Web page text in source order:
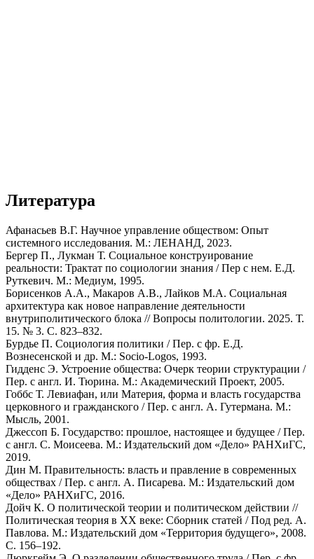
Литература
Афанасьев В.Г. Научное управление обществом: Опыт
системного исследования. М.: ЛЕНАНД, 2023.
Бергер П., Лукман Т. Социальное конструирование
реальности: Трактат по социологии знания / Пер с нем. Е.Д.
Руткевич. М.: Медиум, 1995.
Борисенков А.А., Макаров А.В., Лайков М.А. Социальная
архитектура как новое направление деятельности
внутриполитического блока // Вопросы политологии. 2025. Т.
15. № 3. С. 823–832.
Бурдье П. Социология политики / Пер. с фр. Е.Д.
Вознесенской и др. М.: Socio-Logos, 1993.
Гидденс Э. Устроение общества: Очерк теории структурации /
Пер. с англ. И. Тюрина. М.: Академический Проект, 2005.
Гоббс Т. Левиафан, или Материя, форма и власть государства
церковного и гражданского / Пер. с англ. А. Гутермана. М.:
Мысль, 2001.
Джессоп Б. Государство: прошлое, настоящее и будущее / Пер.
с англ. С. Моисеева. М.: Издательский дом «Дело» РАНХиГС,
2019.
Дин М. Правительность: власть и правление в современных
обществах / Пер. с англ. А. Писарева. М.: Издательский дом
«Дело» РАНХиГС, 2016.
Дойч К. О политической теории и политическом действии //
Политическая теория в XX веке: Сборник статей / Под ред. А.
Павлова. М.: Издательский дом «Территория будущего», 2008.
С. 156–192.